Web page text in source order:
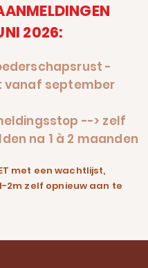
2026:
-
vanaf september
--> zelf
na 1 à 2 maanden
met een wachtlijst,
2m zelf opnieuw aan te